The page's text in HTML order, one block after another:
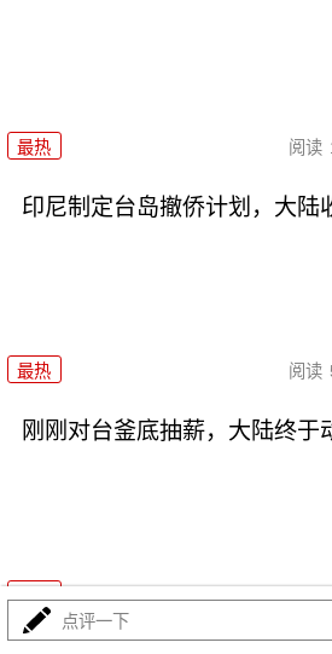
最热 阅读
印尼制定台岛撤侨计划，​大陆
最热 阅读
刚刚对台釜底抽薪，大陆终于
最热 阅读
点评一下